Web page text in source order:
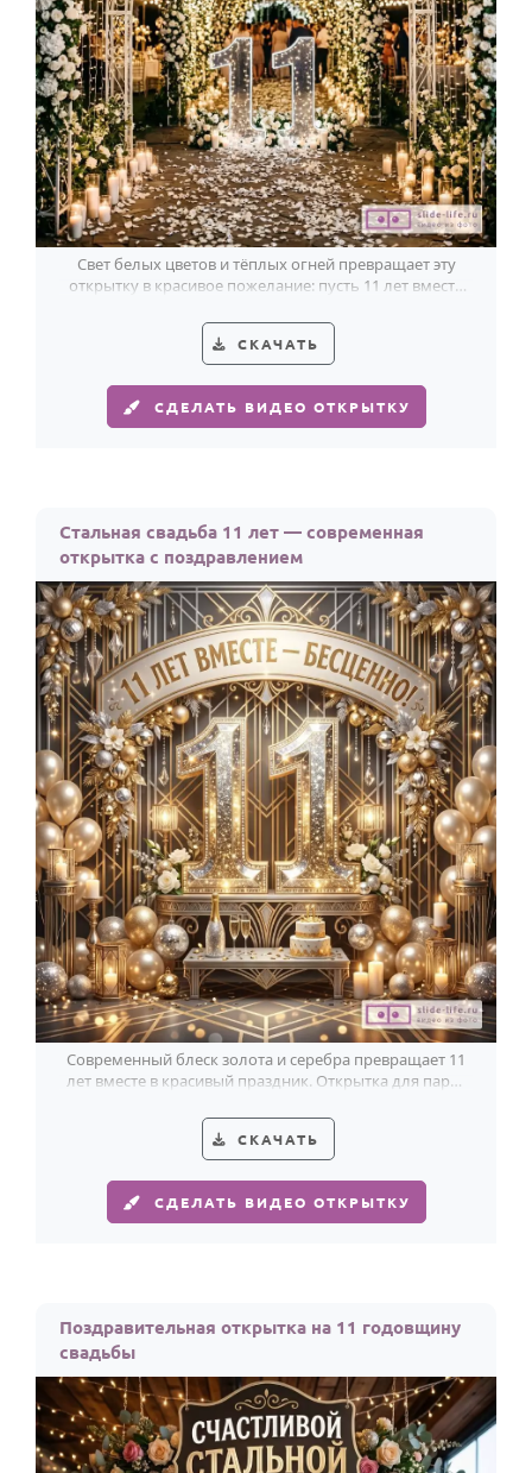
Свет белых цветов и тёплых огней превращает эту
открытку в красивое пожелание: пусть 11 лет вместе
СКАЧАТЬ
СДЕЛАТЬ ВИДЕО ОТКРЫТКУ
Стальная свадьба 11 лет — современная
открытка с поздравлением
Современный блеск золота и серебра превращает 11
лет вместе в красивый праздник. Открытка для пары,
СКАЧАТЬ
СДЕЛАТЬ ВИДЕО ОТКРЫТКУ
Поздравительная открытка на 11 годовщину
свадьбы